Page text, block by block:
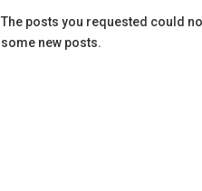
The posts you requested could
some new posts.